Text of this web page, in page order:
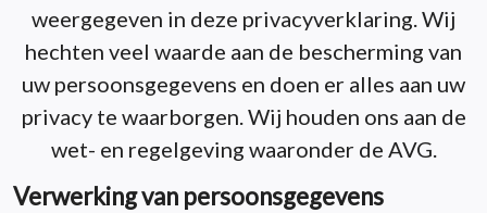
weergegeven in deze privacyverklaring. Wij
hechten veel waarde aan de bescherming van
uw persoonsgegevens en doen er alles aan uw
privacy te waarborgen. Wij houden ons aan de
wet- en regelgeving waaronder de AVG.
Verwerking van persoonsgegevens